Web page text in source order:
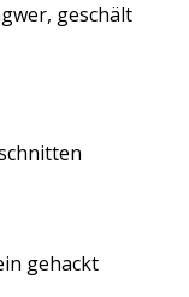
geschält
gehackt